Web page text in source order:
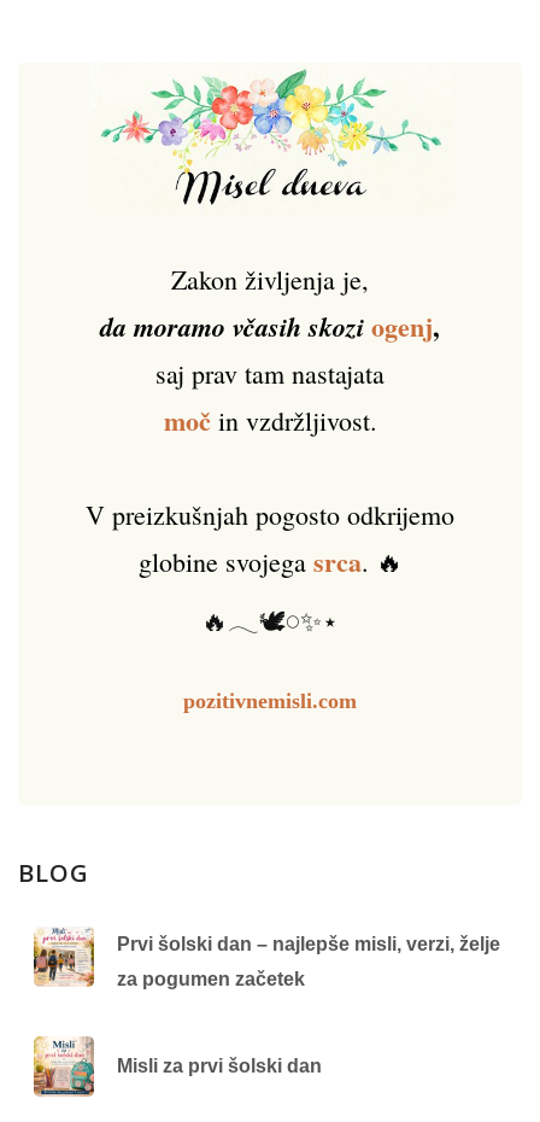
Zakon življenja je,
da moramo včasih skoziogenj,
saj prav tam nastajata
močin vzdržljivost.
V preizkušnjah pogosto odkrijemo
globine svojega srca. 🔥
🔥𓂃🕊️𓏸✨⋆
pozitivnemisli.com
BLOG
Prvi šolski dan – najlepše misli, verzi, želje
za pogumen začetek
Misli za prvi šolski dan